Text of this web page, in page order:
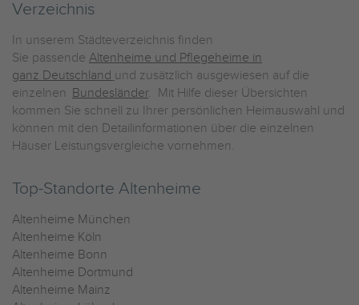
Verzeichnis
In unserem Städteverzeichnis finden
Sie passende Altenheime und Pflegeheime in
ganz Deutschland und zusätzlich ausgewiesen auf die
einzelnen Bundesländer. Mit Hilfe dieser Übersichten
kommen Sie schnell zu Ihrer persönlichen Heimauswahl und
können mit den Detailinformationen über die einzelnen
Häuser Leistungsvergleiche vornehmen.
Top-Standorte Altenheime
Altenheime München
Altenheime Köln
Altenheime Bonn
Altenheime Dortmund
Altenheime Mainz